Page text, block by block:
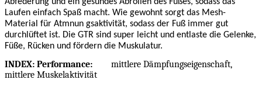
Laufen einfach Spaß macht. Wie gewohnt sorgt das Mesh-
Material für Atmnun gsaktivität, sodass der Fuß immer gut
durchlüftet ist. Die GTR sind super leicht und entlaste die Gelenke,
Füße, Rücken und fördern die Muskulatur.
INDEX: Performance:
mittlere Dämpfungseigenschaft,
mittlere Muskelaktivität